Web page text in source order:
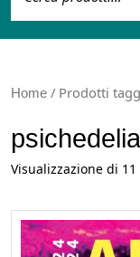
Home / Prodotti
psichedelia
Visualizzazione di